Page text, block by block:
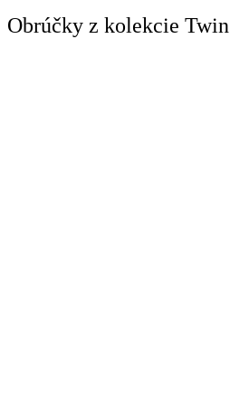
Obrúčky z kolekcie Twin